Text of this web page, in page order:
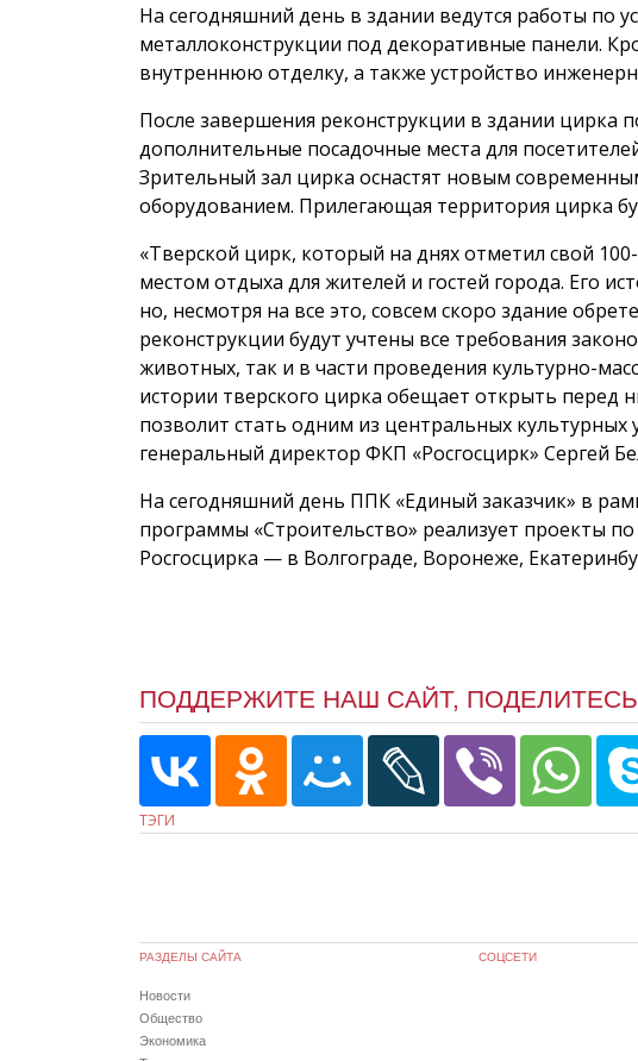
На сегодняшний день в здании ведутся работы по
металлоконструкции под декоративные панели.
внутреннюю отделку, а также устройство
После завершения реконструкции в здании цирка
дополнительные посадочные места для
Зрительный зал цирка оснастят новым
оборудованием. Прилегающая территория цирка
«Тверской цирк, который на днях отметил свой
местом отдыха для жителей и гостей города. Его
но, несмотря на все это, совсем скоро здание
реконструкции будут учтены все требования
животных, так и в части проведения культурно-
истории тверского цирка обещает открыть
позволит стать одним из центральных
генеральный директор ФКП «Росгосцирк» Сергей
На сегодняшний день ППК «Единый заказчик» в
программы «Строительство» реализует проекты
Росгосцирка — в Волгограде, Воронеже,
ПОДДЕРЖИТЕ НАШ САЙТ,
ТЭГИ
РАЗДЕЛЫ САЙТА
Новости
Общество
Экономика
СОЦСЕТИ